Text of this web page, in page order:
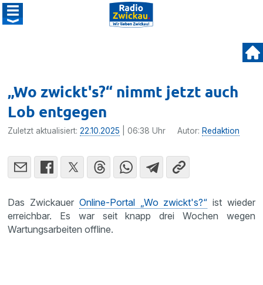
„Wo zwickt's?“ nimmt jetzt auch
Lob entgegen
Zuletzt aktualisiert:22.10.2025 | 06:38 Uhr Autor: Redaktion
Das Zwickauer Online-Portal „Wo zwickt's?“ ist wieder
erreichbar. Es war seit knapp drei Wochen wegen
Wartungsarbeiten offline.